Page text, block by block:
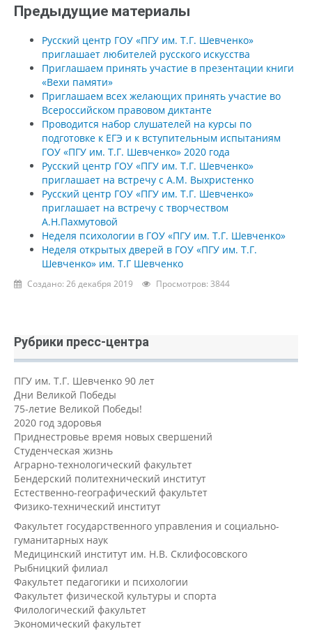
Предыдущие материалы
Русский центр ГОУ «ПГУ им. Т.Г. Шевченко»
приглашает любителей русского искусства
Приглашаем принять участие в презентации книги
«Вехи памяти»
Приглашаем всех желающих принять участие во
Всероссийском правовом диктанте
Проводится набор слушателей на курсы по
подготовке к ЕГЭ и к вступительным испытаниям
ГОУ «ПГУ им. Т.Г. Шевченко» 2020 года
Русский центр ГОУ «ПГУ им. Т.Г. Шевченко»
приглашает на встречу с А.М. Выхристенко
Русский центр ГОУ «ПГУ им. Т.Г. Шевченко»
приглашает на встречу с творчеством
А.Н.Пахмутовой
Неделя психологии в ГОУ «ПГУ им. Т.Г. Шевченко»
Неделя открытых дверей в ГОУ «ПГУ им. Т.Г.
Шевченко» им. Т.Г Шевченко
Создано: 26 декабря 2019 Просмотров: 3844
Рубрики пресс-центра
ПГУ им. Т.Г. Шевченко 90 лет
Дни Великой Победы
75-летие Великой Победы!
2020 год здоровья
Приднестровье время новых свершений
Студенческая жизнь
Аграрно-технологический факультет
Бендерский политехнический институт
Естественно-географический факультет
Физико-технический институт
Факультет государственного управления и социально-
гуманитарных наук
Медицинский институт им. Н.В. Склифосовского
Рыбницкий филиал
Факультет педагогики и психологии
Факультет физической культуры и спорта
Филологический факультет
Экономический факультет